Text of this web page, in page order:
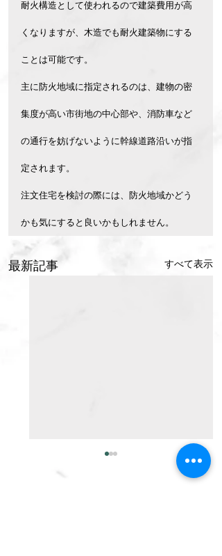
耐火構造として使われるので建築費用が高
くなりますが、木造でも耐火建築物にする
ことは可能です。
主に防火地域に指定されるのは、建物の密
集度が高い市街地の中心部や、消防車など
の通行を妨げないように幹線道路沿いが指
定されます。
注文住宅を検討の際には、防火地域かどう
かも気にすると良いかもしれません。
最新記事 すべて表示